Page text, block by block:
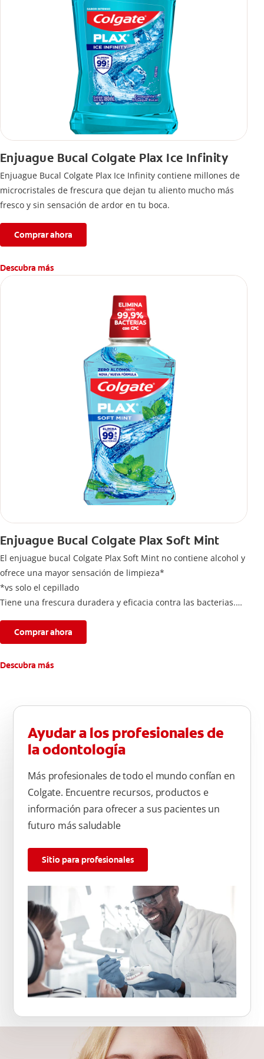
Enjuague Bucal Colgate Plax Ice Infinity
Enjuague Bucal Colgate Plax Ice Infinity contiene millones de
microcristales de frescura que dejan tu aliento mucho más
fresco y sin sensación de ardor en tu boca.
Comprar ahora
Descubra más
Enjuague Bucal Colgate Plax Soft Mint
El enjuague bucal Colgate Plax Soft Mint no contiene alcohol y
ofrece una mayor sensación de limpieza*
*vs solo el cepillado
Tiene una frescura duradera y eficacia contra las bacterias.
**Ayuda a reducir hasta el 99,9% del total de bacterias
anaerobias cultivables. Producto cosmético sin acción
terapéutica.
Comprar ahora
Descubra más
Ayudar a los profesionales de
la odontología
Más profesionales de todo el mundo confían en
Colgate. Encuentre recursos, productos e
información para ofrecer a sus pacientes un
futuro más saludable
Sitio para profesionales